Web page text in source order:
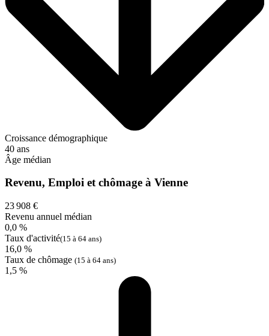
Croissance démographique
40 ans
Âge médian
Revenu, Emploi et chômage à Vienne
23 908 €
Revenu annuel médian
0,0 %
Taux d'activité(15 à 64 ans)
16,0 %
Taux de chômage (15 à 64 ans)
1,5 %